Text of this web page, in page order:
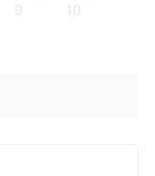
9 10